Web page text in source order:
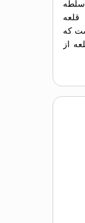
سلطه
قلعه
که
از
را